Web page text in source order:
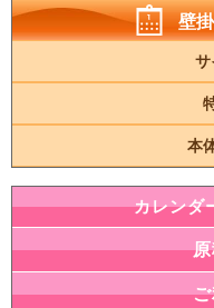
壁
サ
本
カレンダ